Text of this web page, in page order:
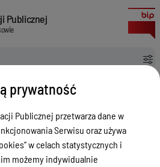
przestrzennego dla części
Miejskiego w Miłakowie
Publicznej
- MPZP
w miejscowości Pojezierce, obręb Boguchwały, gmina Miłakowo
prywatność
Publicznej przetwarza dane w
Serwisu oraz używa
w celach statystycznych i
możemy indywidualnie